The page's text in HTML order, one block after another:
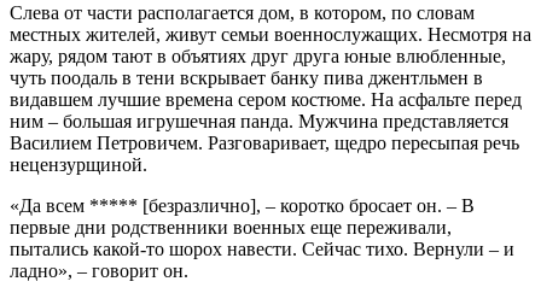
Слева от части располагается дом, в котором, по словам
местных жителей, живут семьи военнослужащих. Несмотря на
жару, рядом тают в объятиях друг друга юные влюбленные,
чуть поодаль в тени вскрывает банку пива джентльмен в
видавшем лучшие времена сером костюме. На асфальте перед
ним – большая игрушечная панда. Мужчина представляется
Василием Петровичем. Разговаривает, щедро пересыпая речь
нецензурщиной.
«Да всем ***** [безразлично], – коротко бросает он. – В
первые дни родственники военных еще переживали,
пытались какой-то шорох навести. Сейчас тихо. Вернули – и
ладно», – говорит он.